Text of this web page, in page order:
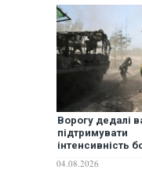
Ворогу дедалі
підтримувати
інтенсивність
ситуацію на
04.08.2026